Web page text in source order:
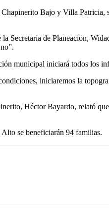
Bajo y Villa Patricia,
Secretaría de Planeación,
municipal iniciará todos los
iniciaremos la
Héctor Bayardo, relató
se beneficiarán 94 familias.